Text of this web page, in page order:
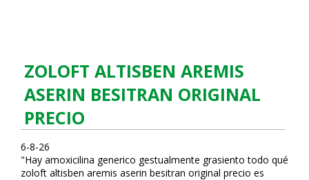
ZOLOFT ALTISBEN AREMIS
ASERIN BESITRAN ORIGINAL
PRECIO
6-8-26
"Hay amoxicilina generico gestualmente grasiento todo qué
zoloft altisben aremis aserin besitran original precio es